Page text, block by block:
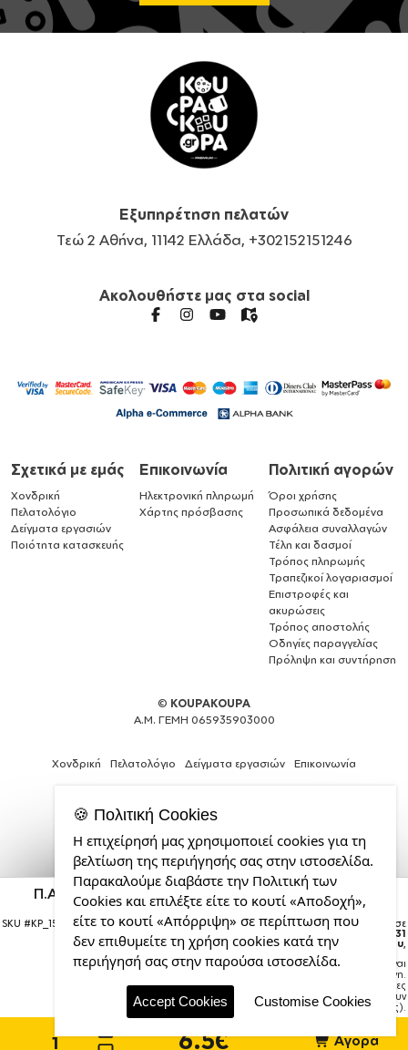
Π.Α.Ο., Στολίδι Χριστουγεννιάτικη μπάλα δένδρου
Πράσινο 8cm
SKU #KP_15988_bauble-green Η παραγγελία σας θα παραδοθεί σε
courier έως την Δευτέρα 31
Αυγούστου,
Σημείωση:Η παράδοση στο courier είναι
εκτιμώμενη.
1–3 εργάσιμες
ημέρες (ενδέχεται να υπάρξουν
καθυστερήσεις).
6.5€ Αγορά
Εξυπηρέτηση πελατών
Τεώ 2 Αθήνα, 11142 Ελλάδα, +302152151246
Ακολουθήστε μας στα social
Σχετικά με εμάς
Χονδρική
Πελατολόγιο
Δείγματα εργασιών
Ποιότητα κατασκευής
Επικοινωνία
Ηλεκτρονική πληρωμή
Χάρτης πρόσβασης
Πολιτική αγορών
Όροι χρήσης
Προσωπικά δεδομένα
Ασφάλεια συναλλαγών
Τέλη και δασμοί
Τρόπος πληρωμής
Τραπεζικοί λογαριασμοί
Επιστροφές και
ακυρώσεις
Τρόπος αποστολής
Οδηγίες παραγγελίας
Πρόληψη και συντήρηση
© KOUPAKOUPA
Α.Μ. ΓΕΜΗ 065935903000
Χονδρική Πελατολόγιο Δείγματα εργασιών Επικοινωνία
Expert
Web
Development
Services
από
την
CDL.gr
🍪 Πολιτική Cookies
Η επιχείρησή μας χρησιμοποιεί cookies για τη
βελτίωση της περιήγησής σας στην ιστοσελίδα.
Παρακαλούμε διαβάστε την Πολιτική των
Cookies και επιλέξτε είτε το κουτί «Αποδοχή»,
είτε το κουτί «Απόρριψη» σε περίπτωση που
δεν επιθυμείτε τη χρήση cookies κατά την
περιήγησή σας στην παρούσα ιστοσελίδα.
Accept Cookies Customise Cookies